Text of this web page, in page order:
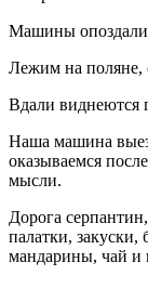
Машины опоздали
Лежим на поляне,
Вдали виднеются
Наша машина
оказываемся
мысли.
Дорога
палатки,
мандарины, чай и